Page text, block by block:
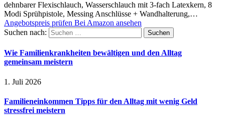
dehnbarer Flexischlauch, Wasserschlauch mit 3-fach Latexkern, 8
Modi Sprühpistole, Messing Anschlüsse + Wandhalterung,…
Angebotspreis prüfen Bei Amazon ansehen
Suchen nach:
Wie Familienkrankheiten bewältigen und den Alltag
gemeinsam meistern
1. Juli 2026
Familieneinkommen Tipps für den Alltag mit wenig Geld
stressfrei meistern